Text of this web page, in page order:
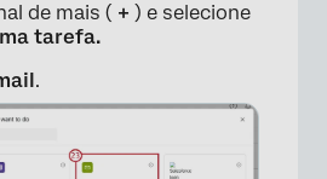
de mais ( + ) e selecione
tarefa.
.